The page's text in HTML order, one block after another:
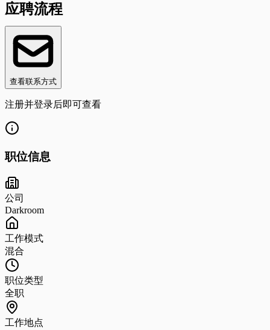
应聘流程
查看联系方式
注册并登录后即可查看
职位信息
公司
Darkroom
工作模式
混合
职位类型
全职
工作地点